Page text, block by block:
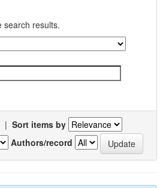
search results.
| Sort items by
Authors/record